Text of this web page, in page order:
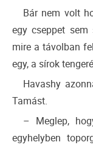
Bár nem volt
egy cseppet sem
mire a távolban
egy, a sírok
Havashy
Tamást.
– Meglep,
egyhelyben